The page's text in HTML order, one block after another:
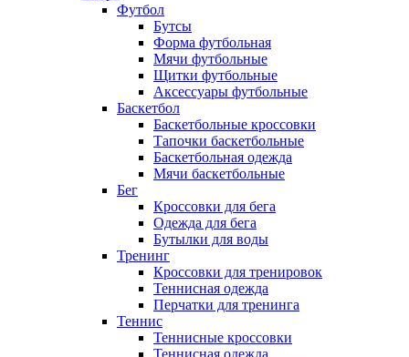
Футбол
Бутсы
Форма футбольная
Мячи футбольные
Щитки футбольные
Аксессуары футбольные
Баскетбол
Баскетбольные кроссовки
Тапочки баскетбольные
Баскетбольная одежда
Мячи баскетбольные
Бег
Кроссовки для бега
Одежда для бега
Бутылки для воды
Тренинг
Кроссовки для тренировок
Теннисная одежда
Перчатки для тренинга
Теннис
Теннисные кроссовки
Теннисная одежда